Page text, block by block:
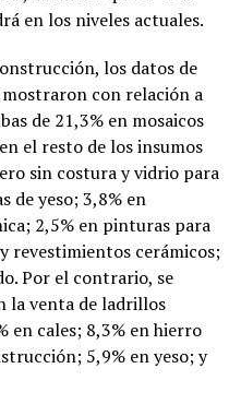
en los niveles actuales.
los datos de
con relación a
de 21,3% en mosaicos
el resto de los insumos
sin costura y vidrio para
de yeso; 3,8% en
2,5% en pinturas para
revestimientos cerámicos;
Por el contrario, se
la venta de ladrillos
en cales; 8,3% en hierro
5,9% en yeso; y